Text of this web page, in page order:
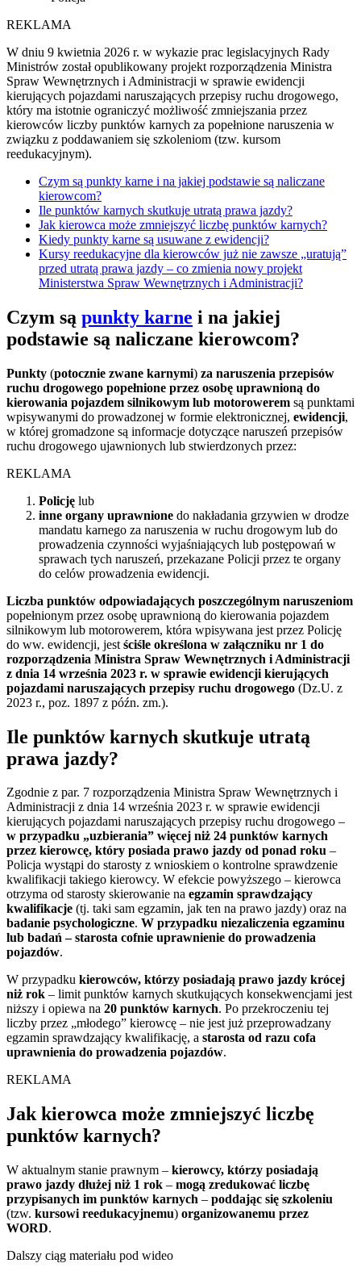
REKLAMA
W dniu 9 kwietnia 2026 r. w wykazie prac legislacyjnych Rady
Ministrów został opublikowany projekt rozporządzenia Ministra
Spraw Wewnętrznych i Administracji w sprawie ewidencji
kierujących pojazdami naruszających przepisy ruchu drogowego,
który ma istotnie ograniczyć możliwość zmniejszania przez
kierowców liczby punktów karnych za popełnione naruszenia w
związku z poddawaniem się szkoleniom (tzw. kursom
reedukacyjnym).
Czym są punkty karne i na jakiej podstawie są naliczane
kierowcom?
Ile punktów karnych skutkuje utratą prawa jazdy?
Jak kierowca może zmniejszyć liczbę punktów karnych?
Kiedy punkty karne są usuwane z ewidencji?
Kursy reedukacyjne dla kierowców już nie zawsze „uratują”
przed utratą prawa jazdy – co zmienia nowy projekt
Ministerstwa Spraw Wewnętrznych i Administracji?
Czym są punkty karne i na jakiej
podstawie są naliczane kierowcom?
Punkty (potocznie zwane karnymi) za naruszenia przepisów
ruchu drogowego popełnione przez osobę uprawnioną do
kierowania pojazdem silnikowym lub motorowerem są punktami
wpisywanymi do prowadzonej w formie elektronicznej, ewidencji,
w której gromadzone są informacje dotyczące naruszeń przepisów
ruchu drogowego ujawnionych lub stwierdzonych przez:
REKLAMA
Policję lub
inne organy uprawnione do nakładania grzywien w drodze
mandatu karnego za naruszenia w ruchu drogowym lub do
prowadzenia czynności wyjaśniających lub postępowań w
sprawach tych naruszeń, przekazane Policji przez te organy
do celów prowadzenia ewidencji.
Liczba punktów odpowiadających poszczególnym naruszeniom
popełnionym przez osobę uprawnioną do kierowania pojazdem
silnikowym lub motorowerem, która wpisywana jest przez Policję
do ww. ewidencji, jest ściśle określona w załączniku nr 1 do
rozporządzenia Ministra Spraw Wewnętrznych i Administracji
z dnia 14 września 2023 r. w sprawie ewidencji kierujących
pojazdami naruszających przepisy ruchu drogowego (Dz.U. z
2023 r., poz. 1897 z późn. zm.).
Ile punktów karnych skutkuje utratą
prawa jazdy?
Zgodnie z par. 7 rozporządzenia Ministra Spraw Wewnętrznych i
Administracji z dnia 14 września 2023 r. w sprawie ewidencji
kierujących pojazdami naruszających przepisy ruchu drogowego –
w przypadku „uzbierania” więcej niż 24 punktów karnych
przez kierowcę, który posiada prawo jazdy od ponad roku –
Policja wystąpi do starosty z wnioskiem o kontrolne sprawdzenie
kwalifikacji takiego kierowcy. W efekcie powyższego – kierowca
otrzyma od starosty skierowanie na egzamin sprawdzający
kwalifikacje (tj. taki sam egzamin, jak ten na prawo jazdy) oraz na
badanie psychologiczne. W przypadku niezaliczenia egzaminu
lub badań – starosta cofnie uprawnienie do prowadzenia
pojazdów.
W przypadku kierowców, którzy posiadają prawo jazdy krócej
niż rok – limit punktów karnych skutkujących konsekwencjami jest
niższy i opiewa na 20 punktów karnych. Po przekroczeniu tej
liczby przez „młodego” kierowcę – nie jest już przeprowadzany
egzamin sprawdzający kwalifikację, a starosta od razu cofa
uprawnienia do prowadzenia pojazdów.
REKLAMA
Jak kierowca może zmniejszyć liczbę
punktów karnych?
W aktualnym stanie prawnym – kierowcy, którzy posiadają
prawo jazdy dłużej niż 1 rok – mogą zredukować liczbę
przypisanych im punktów karnych – poddając się szkoleniu
(tzw. kursowi reedukacyjnemu) organizowanemu przez
WORD.
Dalszy ciąg materiału pod wideo